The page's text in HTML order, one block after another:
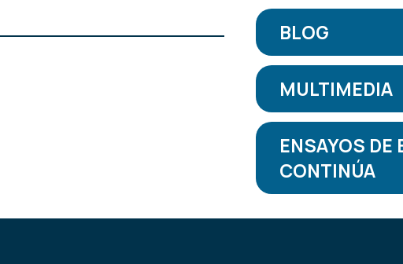
BLOG
MULTIMEDIA
ENSAYOS DE
CONTINÚA